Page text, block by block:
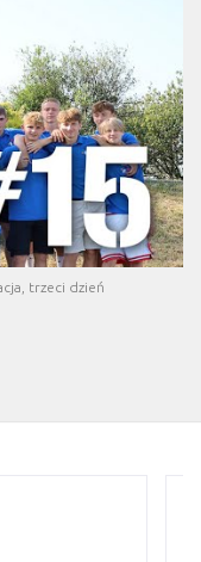
trzeci dzień